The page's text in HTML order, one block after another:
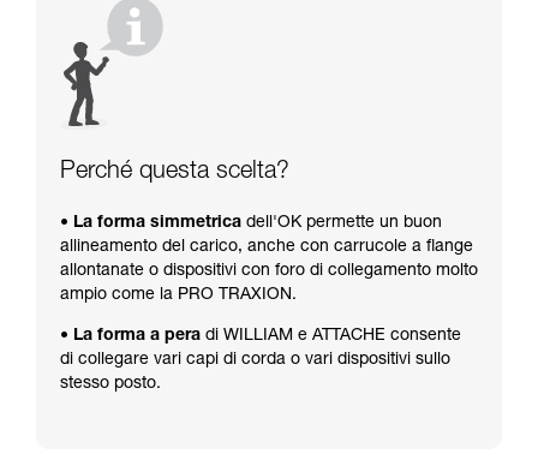
Perché questa scelta?
• La forma simmetrica dell'OK permette un buon
allineamento del carico, anche con carrucole a flange
allontanate o dispositivi con foro di collegamento molto
ampio come la PRO TRAXION.
• La forma a pera di WILLIAM e ATTACHE consente
di collegare vari capi di corda o vari dispositivi sullo
stesso posto.